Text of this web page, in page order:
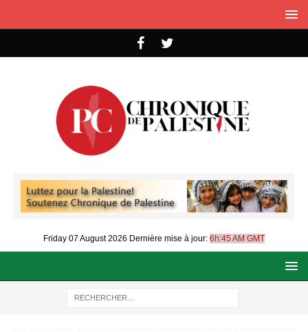
Friday 07 August 2026 Dernière mise à jour: 6h:45 AM GMT